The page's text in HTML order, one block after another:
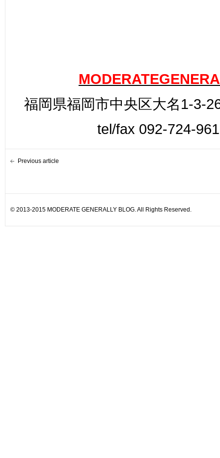
福岡県福岡市中央区大名1-3-
tel/fax 092-724-
Previous article
© 2013-2015 MODERATE GENERALLY BLOG. All Rights Reserved.